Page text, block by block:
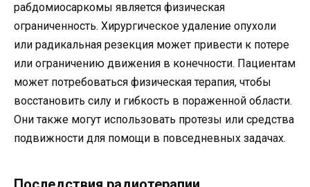
рабдомиосаркомы является физическая
ограниченность. Хирургическое удаление опухоли
или радикальная резекция может привести к потере
или ограничению движения в конечности. Пациентам
может потребоваться физическая терапия, чтобы
восстановить силу и гибкость в пораженной области.
Они также могут использовать протезы или средства
подвижности для помощи в повседневных задачах.